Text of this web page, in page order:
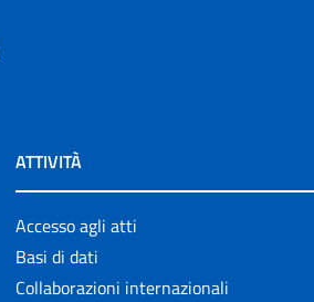
ATTIVITÀ
Accesso agli atti
Basi di dati
Collaborazioni internazionali